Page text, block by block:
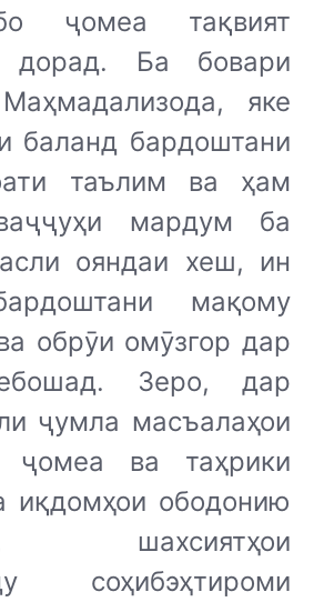
ҷомеа тақвият
дорад. Ба бовари
яке
баланд бардоштани
таълим ва ҳам
мардум ба
ояндаи хеш, ин
мақому
обрӯи омӯзгор дар
Зеро, дар
ҷумла масъалаҳои
ҷомеа ва таҳрики
иқдомҳои ободонию
шахсиятҳои
соҳибэҳтироми